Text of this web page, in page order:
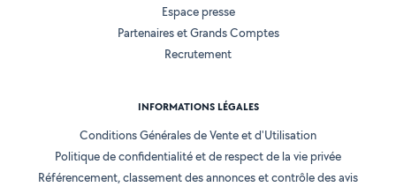
Espace presse
Partenaires et Grands Comptes
Recrutement
INFORMATIONS LÉGALES
Conditions Générales de Vente et d'Utilisation
Politique de confidentialité et de respect de la vie privée
Référencement, classement des annonces et contrôle des avis